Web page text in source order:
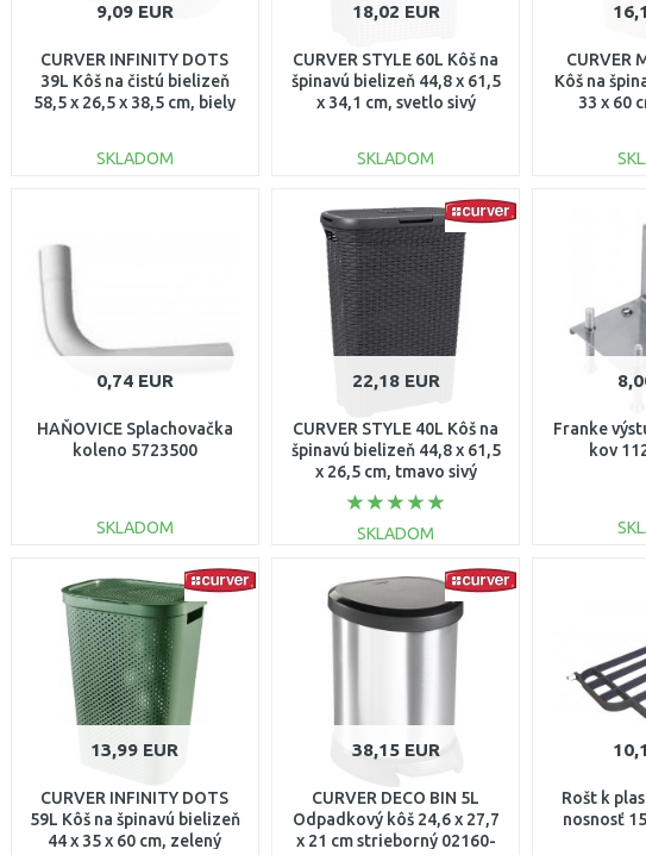
9,09 EUR
CURVER INFINITY DOTS
39L Kôš na čistú bielizeň
58,5 x 26,5 x 38,5 cm, biely
SKLADOM
18,02 EUR
CURVER STYLE 60L Kôš na
špinavú bielizeň 44,8 x 61,5
x 34,1 cm, svetlo sivý
SKLADOM
DO KOŠÍKA
Porovnať
CURVER
Kôš na
33 x 60
0,74 EUR
HAŇOVICE Splachovačka
koleno 5723500
SKLADOM
DO KOŠÍKA
Porovnať
22,18 EUR
CURVER STYLE 40L Kôš na
špinavú bielizeň 44,8 x 61,5
x 26,5 cm, tmavo sivý
00709-308
SKLADOM
DO KOŠÍKA
Porovnať
Franke
kov
13,99 EUR
CURVER INFINITY DOTS
59L Kôš na špinavú bielizeň
44 x 35 x 60 cm, zelený
38,15 EUR
CURVER DECO BIN 5L
Odpadkový kôš 24,6 x 27,7
x 21 cm strieborný 02160-
Rošt k
nosnosť